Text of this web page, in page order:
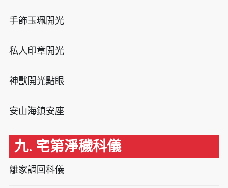
手飾玉珮開光
私人印章開光
神獸開光點眼
安山海鎮安座
九. 宅第淨穢科儀
離家調回科儀